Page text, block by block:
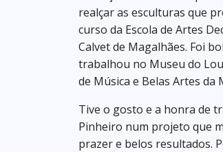
realçar as esculturas que
curso da Escola de Artes
Calvet de Magalhães. Foi
trabalhou no Museu do
de Música e Belas Artes da
Tive o gosto e a honra de
Pinheiro num projeto que
prazer e belos resultados.